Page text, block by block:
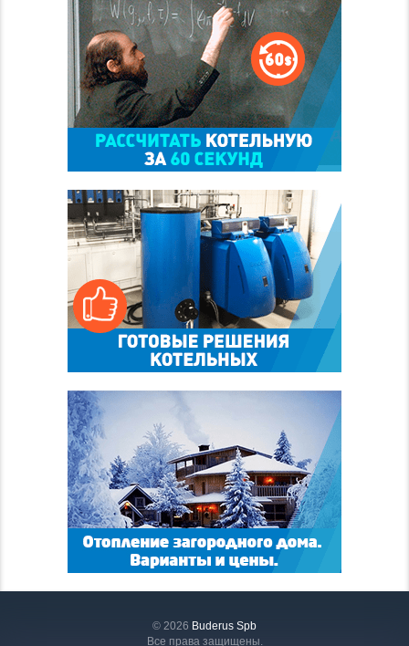
© 2026 Buderus Spb
Все права защищены.